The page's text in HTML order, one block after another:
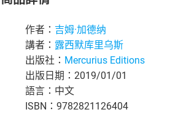
作者： 吉姆·加德纳
講者： 露西默库里乌斯
出版社： Mercurius Editions
出版日期：2019/01/01
語言：中文
ISBN：9782821126404